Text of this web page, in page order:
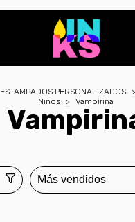
ESTAMPADOS PERSONALIZADOS >
Niños
> Vampirina